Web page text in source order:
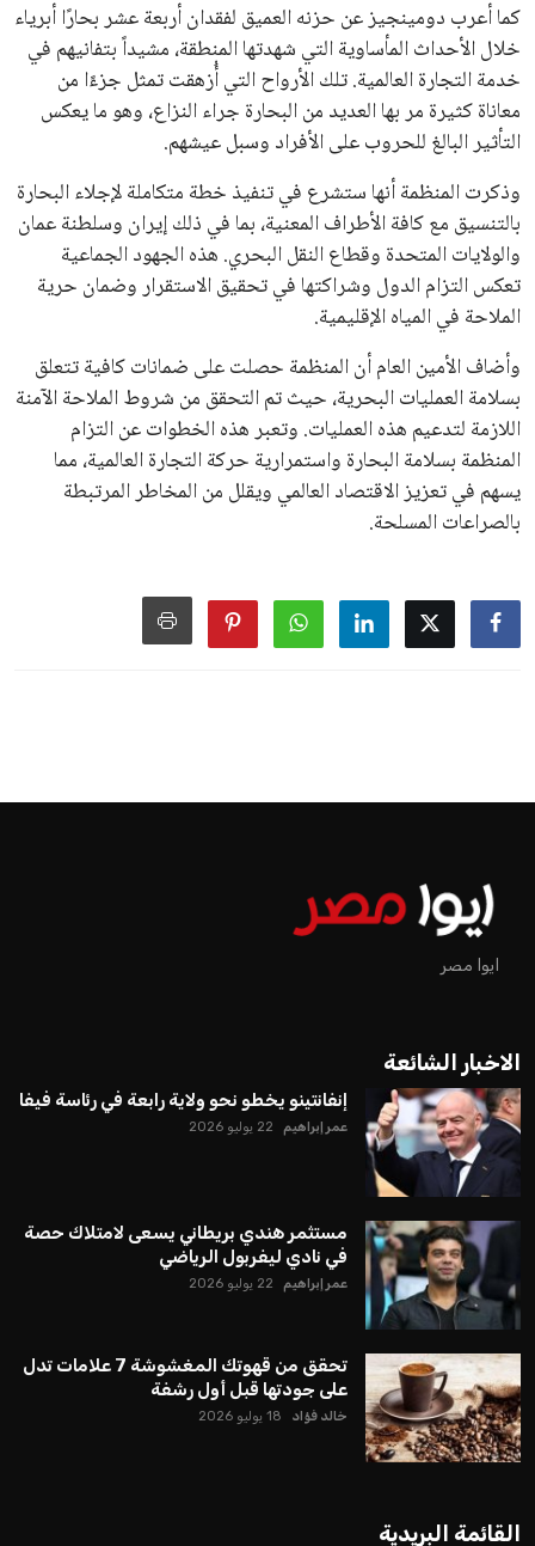
كما أعرب دومينجيز عن حزنه العميق لفقدان أربعة عشر بحارًا أبرياء
خلال الأحداث المأساوية التي شهدتها المنطقة، مشيداً بتفانيهم في
خدمة التجارة العالمية. تلك الأرواح التي أُزهقت تمثل جزءًا من
معاناة كثيرة مر بها العديد من البحارة جراء النزاع، وهو ما يعكس
التأثير البالغ للحروب على الأفراد وسبل عيشهم.
وذكرت المنظمة أنها ستشرع في تنفيذ خطة متكاملة لإجلاء البحارة
بالتنسيق مع كافة الأطراف المعنية، بما في ذلك إيران وسلطنة عمان
والولايات المتحدة وقطاع النقل البحري. هذه الجهود الجماعية
تعكس التزام الدول وشراكتها في تحقيق الاستقرار وضمان حرية
الملاحة في المياه الإقليمية.
وأضاف الأمين العام أن المنظمة حصلت على ضمانات كافية تتعلق
بسلامة العمليات البحرية، حيث تم التحقق من شروط الملاحة الآمنة
اللازمة لتدعيم هذه العمليات. وتعبر هذه الخطوات عن التزام
المنظمة بسلامة البحارة واستمرارية حركة التجارة العالمية، مما
يسهم في تعزيز الاقتصاد العالمي ويقلل من المخاطر المرتبطة
بالصراعات المسلحة.
ايوا مصر
الاخبار الشائعة
إنفانتينو يخطو نحو ولاية رابعة في رئاسة فيفا
عمر إبراهيم 22 يوليو 2026
مستثمر هندي بريطاني يسعى لامتلاك حصة
في نادي ليفربول الرياضي
عمر إبراهيم 22 يوليو 2026
تحقق من قهوتك المغشوشة 7 علامات تدل
على جودتها قبل أول رشفة
خالد فؤاد 18 يوليو 2026
القائمة البريدية